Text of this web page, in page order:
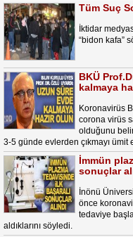
Tüm Suç
İktidar
“bidon kafa”
BKÜ
kalmaya
Koronavirüs
corona virüs
olduğunu
3-5 günde evlerden çıkmayı ümit
İmmün
sonuçlar
İnönü
önce
tedaviye
aldıklarını söyledi.